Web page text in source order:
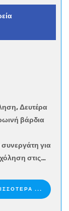
Δευτέρα
βάρδια
για
στις…
...